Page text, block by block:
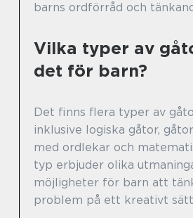
barns ordförråd och
Vilka typer av
det för barn?
Det finns flera typer av
inklusive logiska gåtor,
med ordlekar och
typ erbjuder olika
möjligheter för barn att
problem på ett kreativt